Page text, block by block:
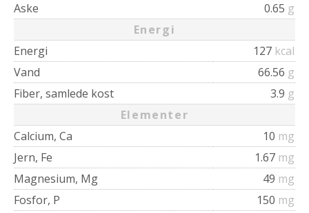
Aske
0.65 g
Energi
Energi
127 kcal
Vand
66.56 g
Fiber, samlede kost
3.9 g
Elementer
Calcium, Ca
10 mg
Jern, Fe
1.67 mg
Magnesium, Mg
49 mg
Fosfor, P
150 mg